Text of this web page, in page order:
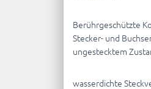
Berührgeschützte
Stecker- und
ungestecktem
wasserdichte